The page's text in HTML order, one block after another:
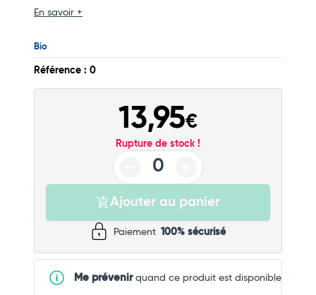
En savoir +
Bio
Référence : 0
13,95€
Rupture de stock !
Ajouter au panier
Paiement 100% sécurisé
Me prévenirquand ce produit est disponible